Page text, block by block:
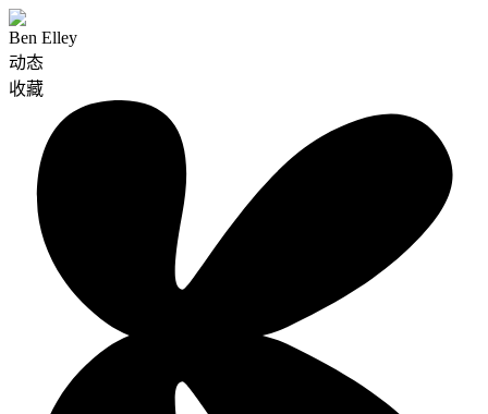
Ben Elley
动态
收藏